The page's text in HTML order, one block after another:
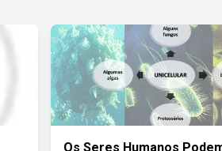
Os Seres Humanos